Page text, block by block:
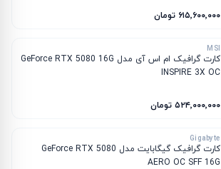
۶۱۵٬۶۰۰٬۰۰۰ تومان
MSI
کارت گرافیک ام‌ اس‌ آی مدل GeForce RTX 5080 16G
INSPIRE 3X OC
۵۲۴٬۰۰۰٬۰۰۰ تومان
Gigabyte
کارت گرافیک گیگابایت مدل GeForce RTX 5080
AERO OC SFF 16G